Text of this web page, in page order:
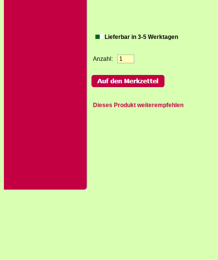
Lieferbar in 3-5 Werktagen
Anzahl:
Dieses Produkt weiterempfehlen